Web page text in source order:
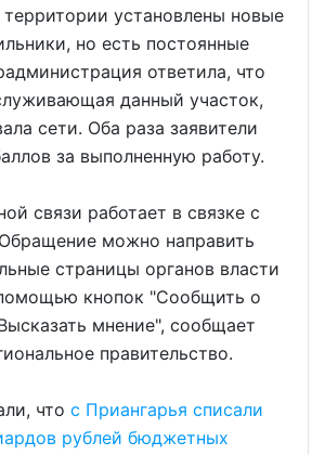
территории установлены новые
но есть постоянные
ответила, что
данный участок,
сети. Оба раза заявители
за выполненную работу.
связи работает в связке с
можно направить
страницы органов власти
кнопок "Сообщить о
мнение", сообщает
правительство.
что с Приангарья списали
рублей бюджетных